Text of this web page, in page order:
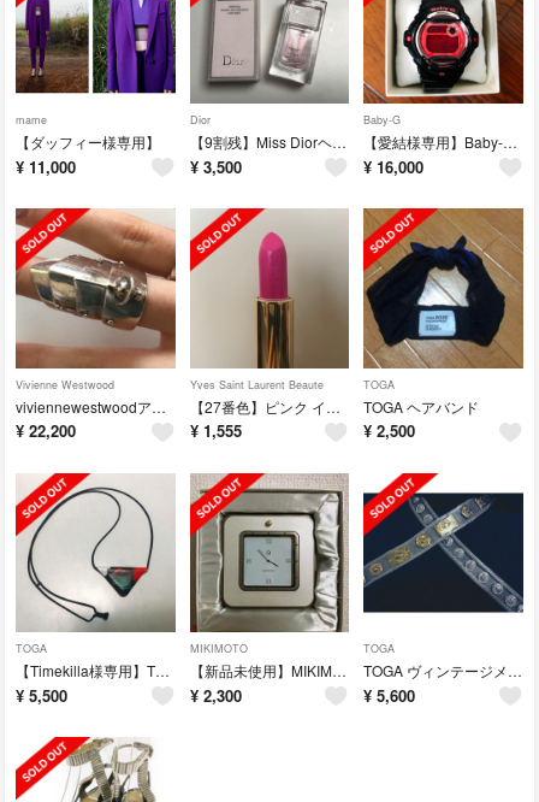
mame
【ダッフィー様専用】
¥ 11,000
Dior
【9割残】Miss Diorヘアミスト
¥ 3,500
Baby-G
【愛結様専用】Baby-Gとクラウンリング
¥ 16,000
Vivienne Westwood
viviennewestwoodアーマーリング
¥ 22,200
Yves Saint Laurent Beaute
【27番色】ピンク イヴサンローラン口紅
¥ 1,555
TOGA
TOGA ヘアバンド
¥ 2,500
TOGA
【Timekilla様専用】TOGAトライアングルネックレス
¥ 5,500
MIKIMOTO
【新品未使用】MIKIMOTO置き時計
¥ 2,300
TOGA
TOGA ヴィンテージメタルベルト
¥ 5,600